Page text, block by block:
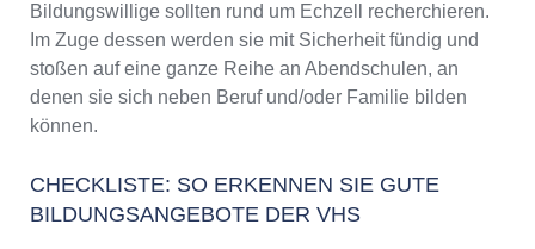
Bildungswillige sollten rund um Echzell recherchieren.
Im Zuge dessen werden sie mit Sicherheit fündig und
stoßen auf eine ganze Reihe an Abendschulen, an
denen sie sich neben Beruf und/oder Familie bilden
können.
CHECKLISTE: SO ERKENNEN SIE GUTE
BILDUNGSANGEBOTE DER VHS